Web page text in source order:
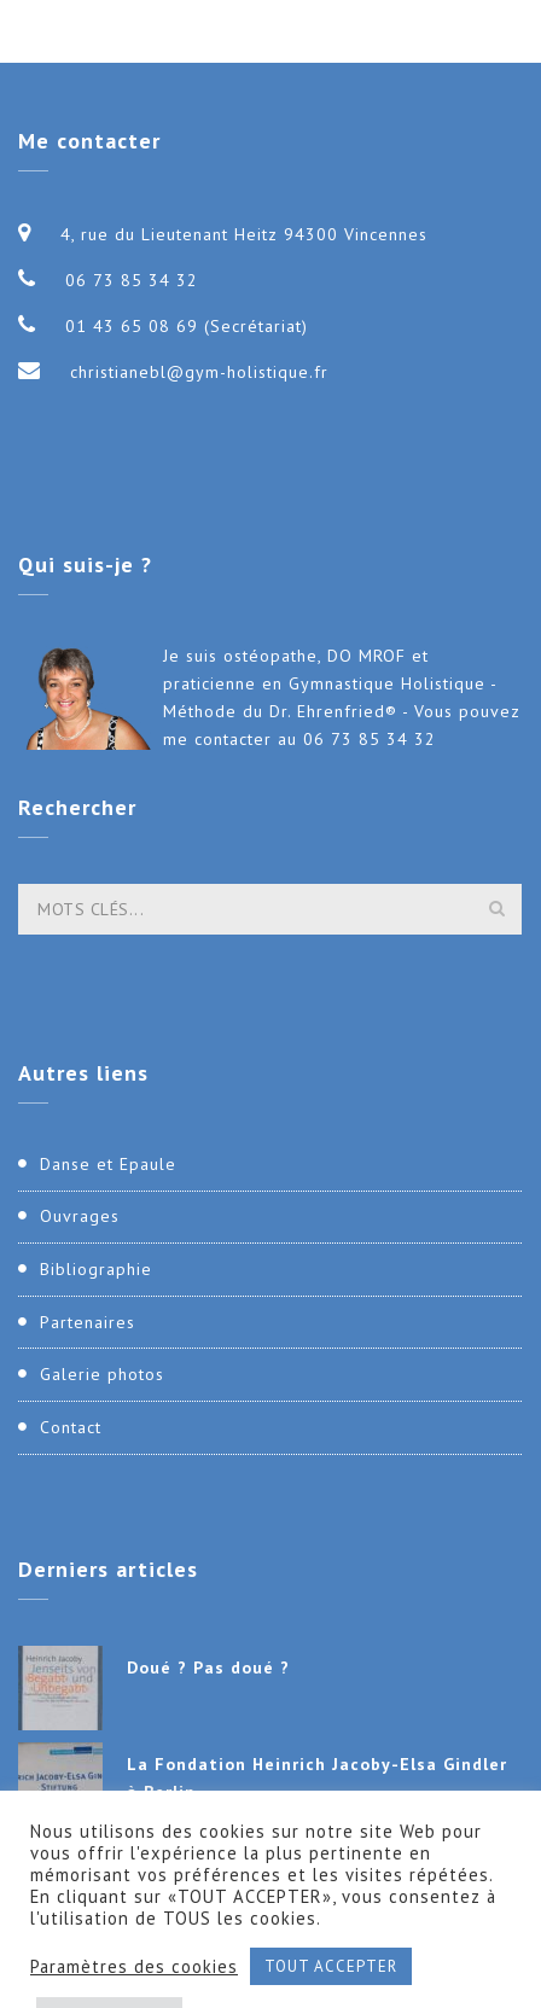
Me contacter
4, rue du Lieutenant Heitz 94300 Vincennes
06 73 85 34 32
01 43 65 08 69 (Secrétariat)
christianebl@gym-holistique.fr
Qui suis-je ?
Je suis ostéopathe, DO MROF et
praticienne en Gymnastique Holistique -
Méthode du Dr. Ehrenfried® - Vous pouvez
me contacter au 06 73 85 34 32
Rechercher
Autres liens
Danse et Epaule
Ouvrages
Bibliographie
Partenaires
Galerie photos
Contact
Derniers articles
Doué ? Pas doué ?
La Fondation Heinrich Jacoby-Elsa Gindler
à Berlin
Séminaire International en Gymnastique
Holistique 2019
Nous utilisons des cookies sur notre site Web pour
vous offrir l'expérience la plus pertinente en
mémorisant vos préférences et les visites répétées.
En cliquant sur «TOUT ACCEPTER», vous consentez à
l'utilisation de TOUS les cookies.
Paramètres des cookies TOUT ACCEPTER